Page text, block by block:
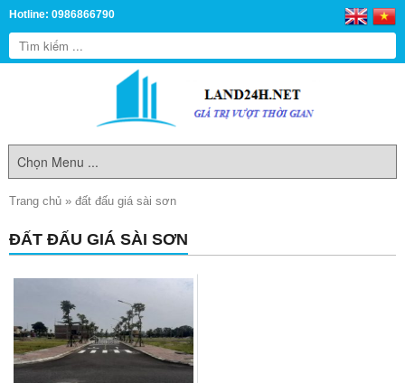
Hotline: 0986866790
Trang chủ » đất đấu giá sài sơn
ĐẤT ĐẤU GIÁ SÀI SƠN